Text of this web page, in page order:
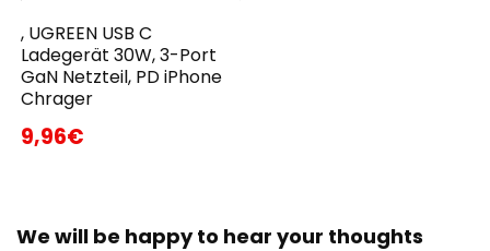
, UGREEN USB C
Ladegerät 30W, 3-Port
GaN Netzteil, PD iPhone
Chrager
9,96€
We will be happy to hear your thoughts